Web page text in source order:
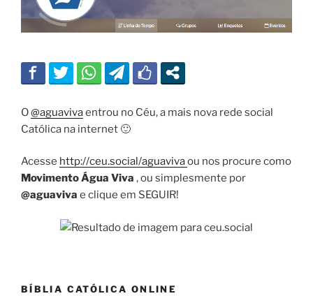
O@aguavivaentrou no Céu, a mais nova rede social
Católica na internet 🙂
Acesse http://ceu.social/aguavivaou nos procure como
Movimento Água Viva , ou simplesmente por
@aguaviva e clique em SEGUIR!
BÍBLIA CATÓLICA ONLINE